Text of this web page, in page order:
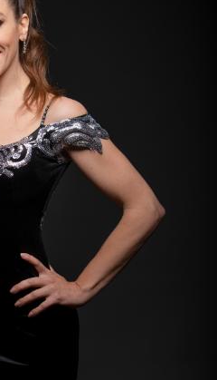
NATOLI
30004037248157
y Domingo 16 de Agosto)
USD 70
GiselaNatoli
15 de Agosto